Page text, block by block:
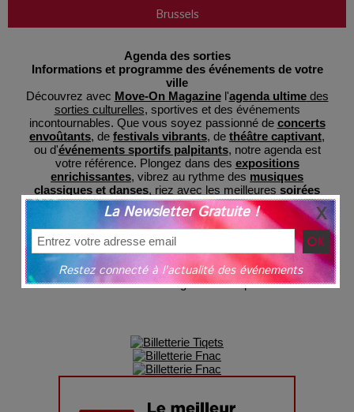
Brussels
Agenda des sorties
Informations et programme des événements de votre
ville
Découvrez avec Move-On Magazinel'agenda ultimedes
sorties culturelles, sportives et des événements
incontournables. Que vous soyez passionné de concerts
envoûtants, de festivals vibrants, de théâtre captivant,
ou d'événements sportifs palpitants, notre agenda est
votre référence. Plongez dans des expositions
enrichissantes, vibrez au rythme des musiques
classiques et danses, riez avec les meilleures soirées
d'humouret découvrez desfilms inédits au cinéma. Ne
manquez pas nosactivités pour enfantset nos
parcs de
loisirspour des sorties familiales mémorables. Avec
MoveOnMag, restez informé des dernières tendances et
préparez-vous à des expériences inoubliables, le tout
regroupé en un lieu central pour votre commodité et avec
une billeterie sécuriséegrâce à nos partenaires.
La Newsletter Gratuite !
Restez connecté à l'actualité des événements